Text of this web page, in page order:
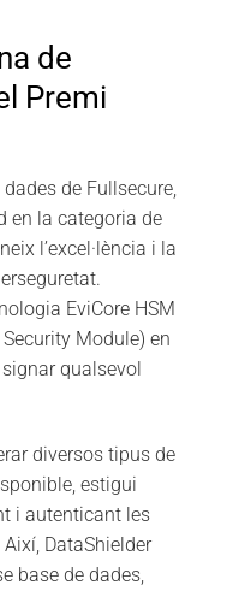
de
Premi
de Fullsecure,
en la categoria de
l’excel·lència i la
EviCore HSM
Module) en
signar qualsevol
diversos tipus de
estigui
i autenticant les
DataShielder
base de dades,